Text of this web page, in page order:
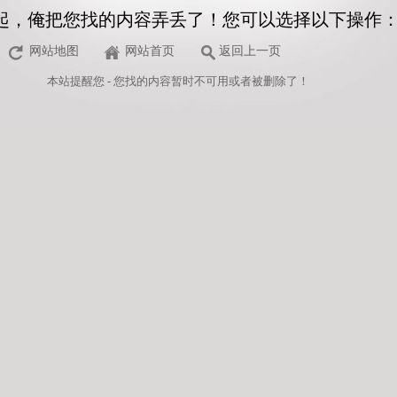
，俺把您找的内容弄丢了！您可以选择以下操作
网站地图 网站首页 返回上一页
本站提醒您 - 您找的内容暂时不可用或者被删除了！